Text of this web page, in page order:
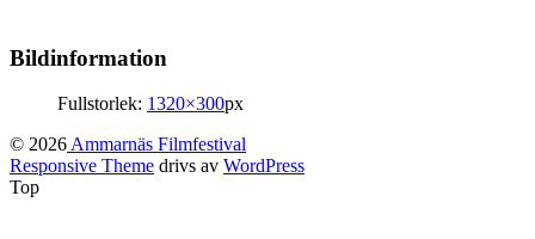
Bildinformation
Fullstorlek: 1320×300px
© 2026 Ammarnäs Filmfestival
Responsive Theme drivs av WordPress
Top